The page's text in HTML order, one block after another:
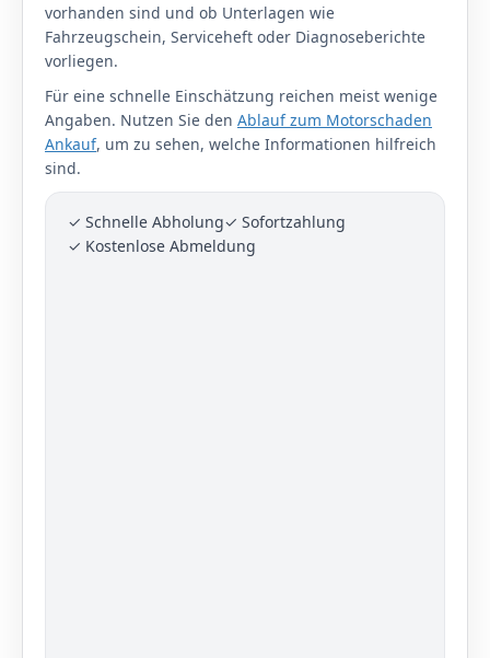
vorhanden sind und ob Unterlagen wie
Fahrzeugschein, Serviceheft oder Diagnoseberichte
vorliegen.
Für eine schnelle Einschätzung reichen meist wenige
Angaben. Nutzen Sie den Ablauf zum Motorschaden
Ankauf, um zu sehen, welche Informationen hilfreich
sind.
✓ Schnelle Abholung✓ Sofortzahlung
✓ Kostenlose Abmeldung